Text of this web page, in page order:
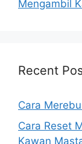
Mengambil
Recent
Cara
Cara Reset
Kawan